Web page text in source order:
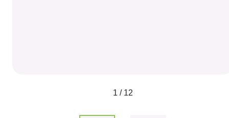
1 / 12